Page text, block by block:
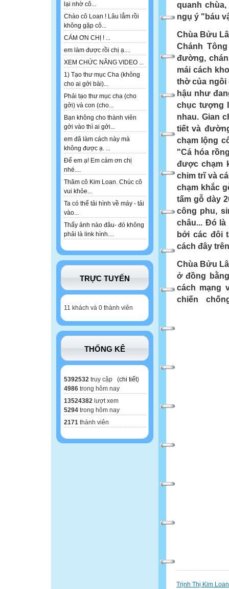
lại nhờ cô...
Chào cô Loan ! Lâu lắm rồi
không gặp cô...
CÁM ƠN CHỊ ! ...
em làm được rồi chị ạ....
XEM CHỨC NĂNG VIDEO ...
1) Tạo thư mục Cha (không
cho ai gởi bài)...
Phải tạo thư mục cha (cho
gởi) và con (cho...
Bạn không cho thành viên
gởi vào thì ai gởi...
em đã làm cách này mà
không được ạ. ...
Để em ạ! Em cám ơn chị
nhé....
Thăm cô Kim Loan. Chúc cô
vui khỏe...
Ta có thể tải hình về máy - tải
vào...
Thấy ảnh nào đâu- đó không
phải là link hình....
TRỰC TUYẾN
11 khách và 0 thành viên
THỐNG KÊ
5392532 truy cập (chi tiết)
4986 trong hôm nay
13524382 lượt xem
5294 trong hôm nay
2171 thành viên
quanh
ngụ ý "báu
Chùa Bửu
Chánh
đường,
mái cách
thờ của ngôi
hậu như
chục tượng
nhau. Gian
tiết và
chạm lộng
"Cá hóa
được chạm
chim trĩ và
chạm khắc
tấm gỗ dày
công phu,
châu... Đó
bởi các đôi
cách đây
Chùa Bửu
ở đồng
cách mạng
chiến
Trịnh Thị Kim Loan